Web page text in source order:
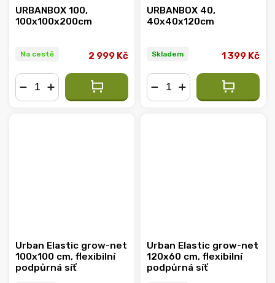
URBANBOX 100,
100x100x200cm
Na cestě 2 999 Kč
URBANBOX 40,
40x40x120cm
Skladem 1 399 Kč
Urban Elastic grow-net
100x100 cm, flexibilní
podpůrná síť
Urban Elastic grow-net
120x60 cm, flexibilní
podpůrná síť